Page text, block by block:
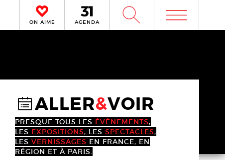
ON AIME AGENDA W m
@ALLER&VOIR
PRESQUE TOUS LES ÉVÈNEMENTS,
LES EXPOSITIONS, LES SPECTACLES,
LES VERNISSAGES EN FRANCE, EN
RÉGION ET À PARIS.